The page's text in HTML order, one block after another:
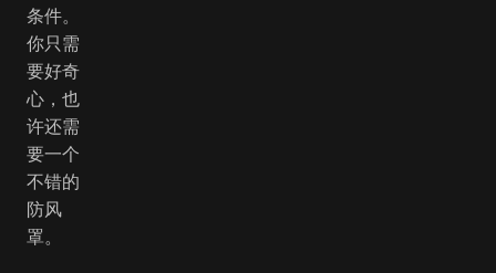
条件。
你只需
要好奇
心，也
许还需
要一个
不错的
防风
罩。